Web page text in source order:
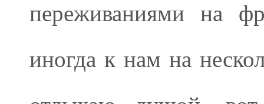
переживаниями на
иногда к нам на